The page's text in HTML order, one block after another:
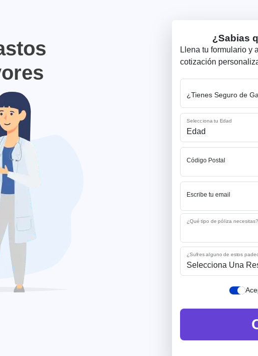
¿Sabias
Llena tu formulario y
cotización
¿Tienes Seguro de
Selecciona tu Edad
Código Postal
Escribe tu email
¿Qué tipo de póliza necesitas?
Selecciona Una
¿Sufres alguno de estos